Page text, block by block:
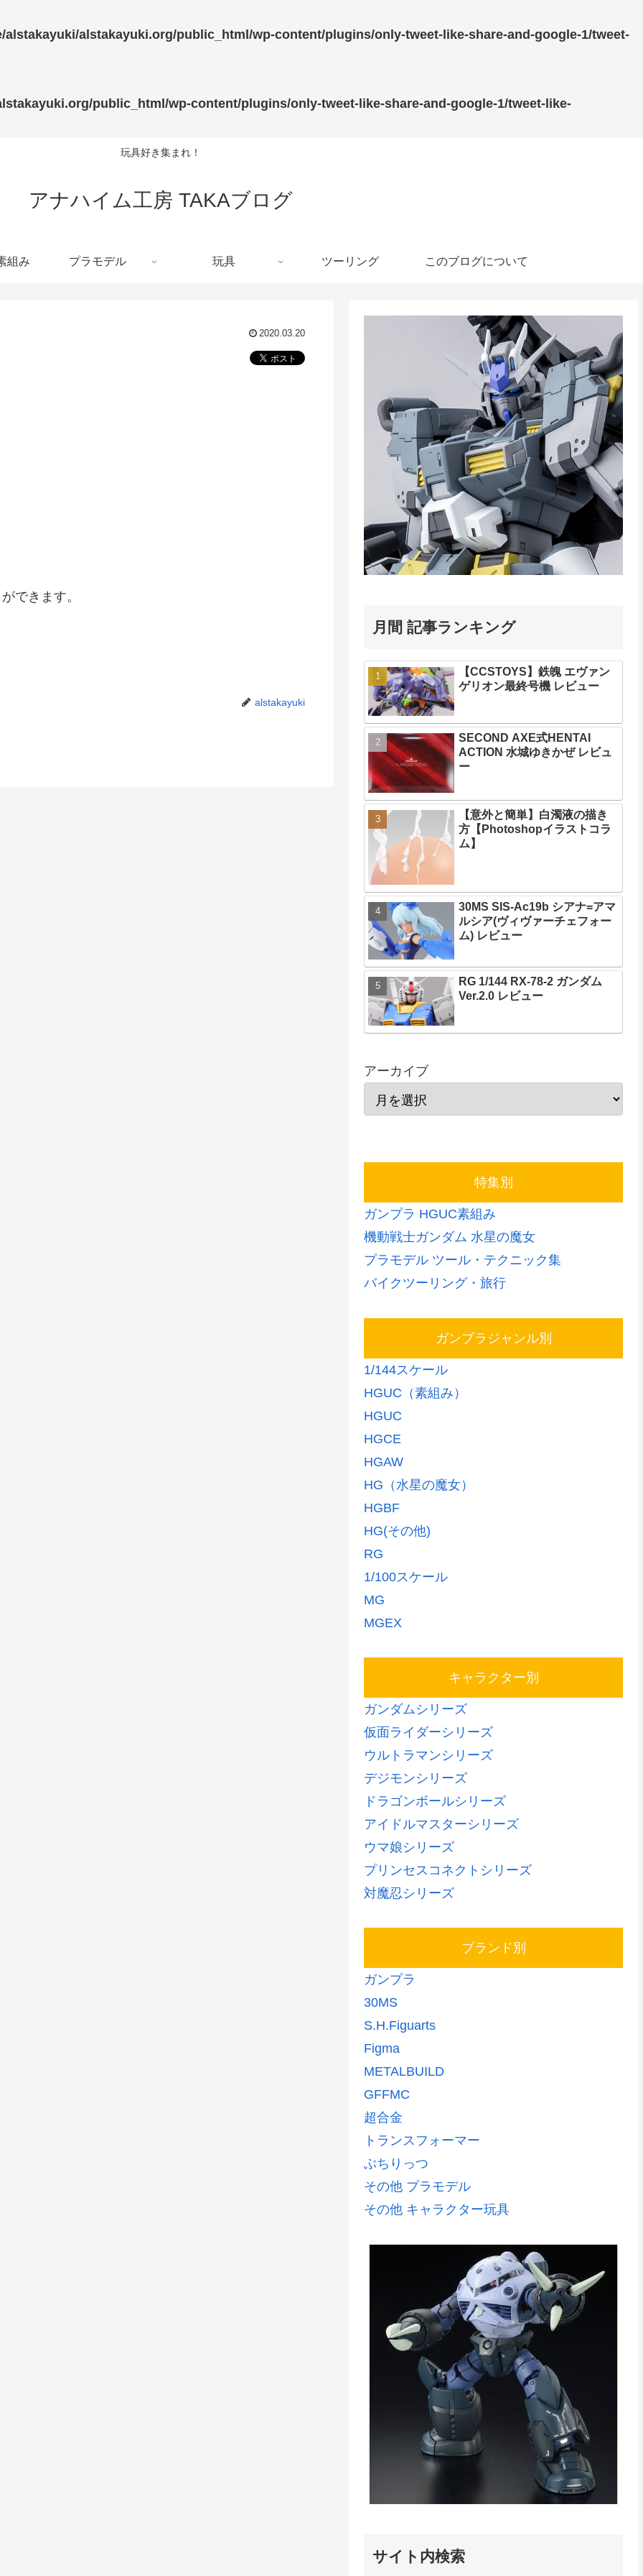
alstakayuki/alstakayuki.org/public_html/wp-content/plugins/only-tweet-like-share-and-google-1/tweet-
public_html/wp-content/plugins/only-tweet-like-share-and-google-1/tweet-like-
玩具好き集まれ！
アナハイム工房 TAKAブログ
組み プラモデル 玩具 ツーリング このブログについて
2020.03.20
できます。
alstakayuki
月間 記事ランキング
【CCSTOYS】鉄魄 エヴァン
ゲリオン最終号機 レビュー
SECOND AXE式HENTAI
ACTION 水城ゆきかぜ レビュ
ー
【意外と簡単】白濁液の描き
方【Photoshopイラストコラ
ム】
30MS SIS-Ac19b シアナ=アマ
ルシア(ヴィヴァーチェフォー
ム) レビュー
RG 1/144 RX-78-2 ガンダム
Ver.2.0 レビュー
アーカイブ
特集別
ガンプラ HGUC素組み
機動戦士ガンダム 水星の魔女
プラモデル ツール・テクニック集
バイクツーリング・旅行
ガンプラジャンル別
1/144スケール
HGUC（素組み）
HGUC
HGCE
HGAW
HG（水星の魔女）
HGBF
HG(その他)
RG
1/100スケール
MG
MGEX
キャラクター別
ガンダムシリーズ
仮面ライダーシリーズ
ウルトラマンシリーズ
デジモンシリーズ
ドラゴンボールシリーズ
アイドルマスターシリーズ
ウマ娘シリーズ
プリンセスコネクトシリーズ
対魔忍シリーズ
ブランド別
ガンプラ
30MS
S.H.Figuarts
Figma
METALBUILD
GFFMC
超合金
トランスフォーマー
ぶちりっつ
その他 プラモデル
その他 キャラクター玩具
サイト内検索